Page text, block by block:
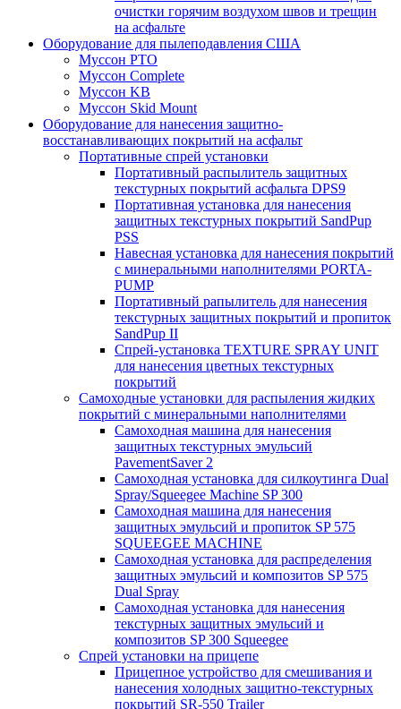
очистки горячим воздухом швов и трещин
на асфальте
Оборудование для пылеподавления США
Муссон PTO
Муссон Complete
Муссон KB
Муссон Skid Mount
Оборудование для нанесения защитно-
восстанавливающих покрытий на асфальт
Портативные спрей установки
Портативный распылитель защитных
текстурных покрытий асфальта DPS9
Портативная установка для нанесения
защитных текстурных покрытий SandPup
PSS
Навесная установка для нанесения покрытий
с минеральными наполнителями PORTA-
PUMP
Портативный рапылитель для нанесения
текстурных защитных покрытий и пропиток
SandPup II
Спрей-установка TEXTURE SPRAY UNIT
для нанесения цветных текстурных
покрытий
Самоходные установки для распыления жидких
покрытий с минеральными наполнителями
Самоходная машина для нанесения
защитных текстурных эмульсий
PavementSaver 2
Самоходная установка для силкоутинга Dual
Spray/Squeegee Machine SP 300
Самоходная машина для нанесения
защитных эмульсий и пропиток SP 575
SQUEEGEE MACHINE
Самоходная установка для распределения
защитных эмульсий и композитов SP 575
Dual Spray
Самоходная установка для нанесения
текстурных защитных эмульсий и
композитов SP 300 Squeegee
Спрей установки на прицепе
Прицепное устройство для смешивания и
нанесения холодных защитно-текстурных
покрытий SR-550 Trailer